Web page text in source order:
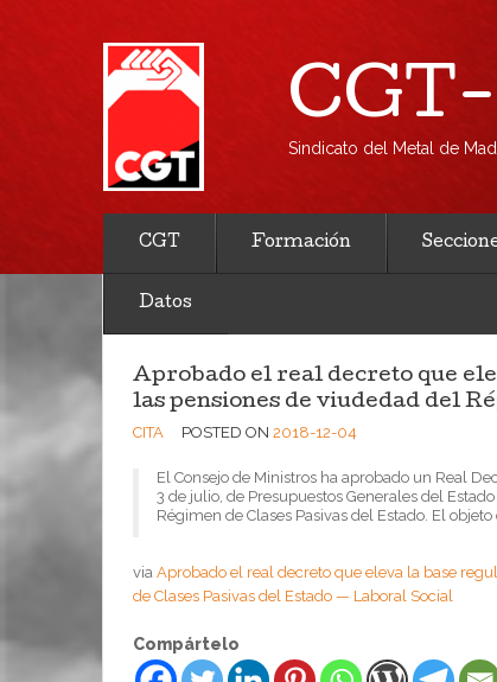
Sindicato del Metal de
CGT Formación
Datos
Aprobado el real decreto que
las pensiones de viudedad del
CITA POSTED ON 2018-12-04
El Consejo de Ministros ha aprobado un Real
3 de julio, de Presupuestos Generales del
Régimen de Clases Pasivas del Estado. El
via Aprobado el real decreto que eleva la base
de Clases Pasivas del Estado — Laboral Social
Compártelo